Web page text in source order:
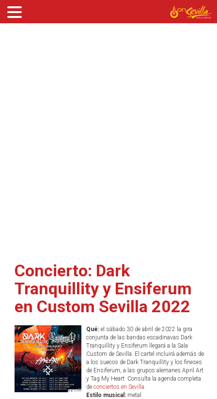
Concierto: Dark
Tranquillity y Ensiferum
en Custom Sevilla 2022
Qué:el sábado 30 de abril de 2022 la gira
conjunta de las bandas escadinavas Dark
Tranquillity y Ensiferum llegará a la Sala
Custom de Sevilla. El cartel incluirá además de
a los suecos de Dark Tranquillity y los fineses
de Ensiferum, a las grupos alemanes April Art
y Tag My Heart. Consulta la agenda completa
de conciertos en Sevilla.
Estilo musical:metal.